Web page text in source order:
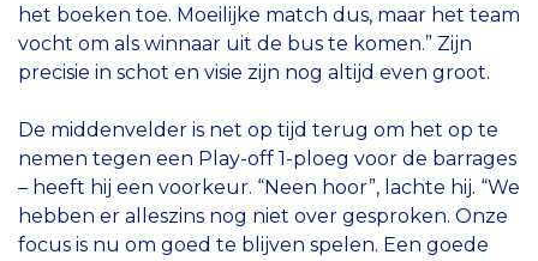
het boeken toe. Moeilijke match dus, maar het team
vocht om als winnaar uit de bus te komen.” Zijn
precisie in schot en visie zijn nog altijd even groot.
De middenvelder is net op tijd terug om het op te
nemen tegen een Play-off 1-ploeg voor de barrages
– heeft hij een voorkeur. “Neen hoor”, lachte hij. “We
hebben er alleszins nog niet over gesproken. Onze
focus is nu om goed te blijven spelen. Een goede